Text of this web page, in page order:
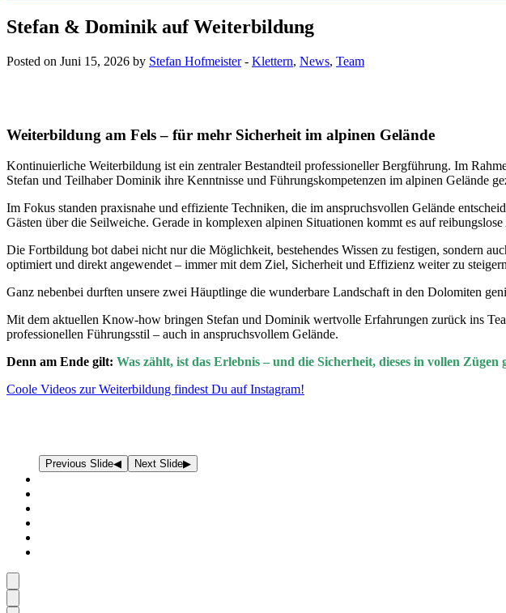
Stefan & Dominik auf Weiterbildung
Posted on Juni 15, 2026 by Stefan Hofmeister- Klettern, News, Team
Weiterbildung am Fels – für mehr Sicherheit im alpinen Gelände
Kontinuierliche Weiterbildung ist ein zentraler Bestandteil professioneller Bergführung. Im
Stefan und Teilhaber Dominik ihre Kenntnisse und Führungskompetenzen im alpinen Gelände
Im Fokus standen praxisnahe und effiziente Techniken, die im anspruchsvollen Gelände
Gästen über die Seilweiche. Gerade in komplexen alpinen Situationen kommt es auf
Die Fortbildung bot dabei nicht nur die Möglichkeit, bestehendes Wissen zu festigen, sondern
optimiert und direkt angewendet – immer mit dem Ziel, Sicherheit und Effizienz weiter zu
Ganz nebenbei durften unsere zwei Häuptlinge die wunderbare Landschaft in den Dolomiten
Mit dem aktuellen Know-how bringen Stefan und Dominik wertvolle Erfahrungen zurück ins
professionellen Führungsstil – auch in anspruchsvollem Gelände.
Denn am Ende gilt: Was zählt, ist das Erlebnis – und die Sicherheit, dieses in vollen Zügen
Coole Videos zur Weiterbildung findest Du auf Instagram!
Previous Slide◀︎ Next Slide▶︎